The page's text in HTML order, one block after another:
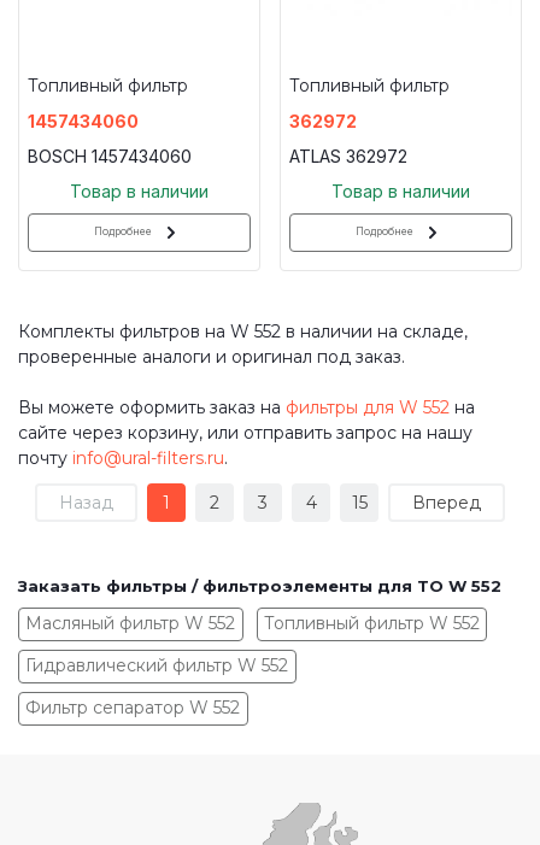
Топливный фильтр
1457434060
BOSCH 1457434060
Товар в наличии
Подробнее
Топливный фильтр
362972
ATLAS 362972
Товар в наличии
Подробнее
Комплекты фильтров на W 552 в наличии на складе,
проверенные аналоги и оригинал под заказ.
Вы можете оформить заказ на фильтры для W 552 на
сайте через корзину, или отправить запрос на нашу
почту info@ural-filters.ru.
Назад 1 2 3 4 15 Вперед
Заказать фильтры / фильтроэлементы для ТО W 552
Масляный фильтр W 552
Топливный фильтр W 552
Гидравлический фильтр W 552
Фильтр сепаратор W 552